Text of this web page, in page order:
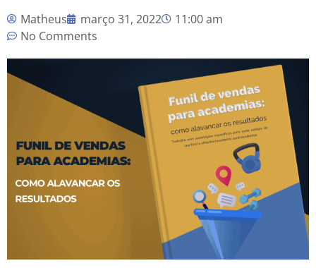
Matheus março 31, 2022
11:00 am
No Comments